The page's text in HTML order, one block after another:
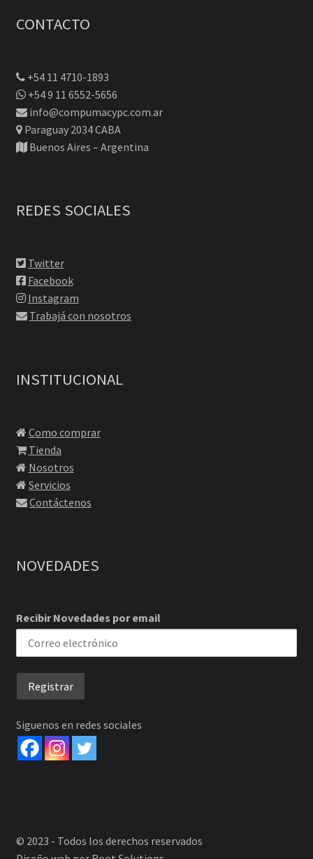
CONTACTO
+54 11 4710-1893
+54 9 11 6552-5656
info@compumacypc.com.ar
Paraguay 2034 CABA
Buenos Aires – Argentina
REDES SOCIALES
Twitter
Facebook
Instagram
Trabajá con nosotros
INSTITUCIONAL
Como comprar
Tienda
Nosotros
Servicios
Contáctenos
NOVEDADES
Recibir Novedades por email
Siguenos en redes sociales
© 2023 - Todos los derechos reservados